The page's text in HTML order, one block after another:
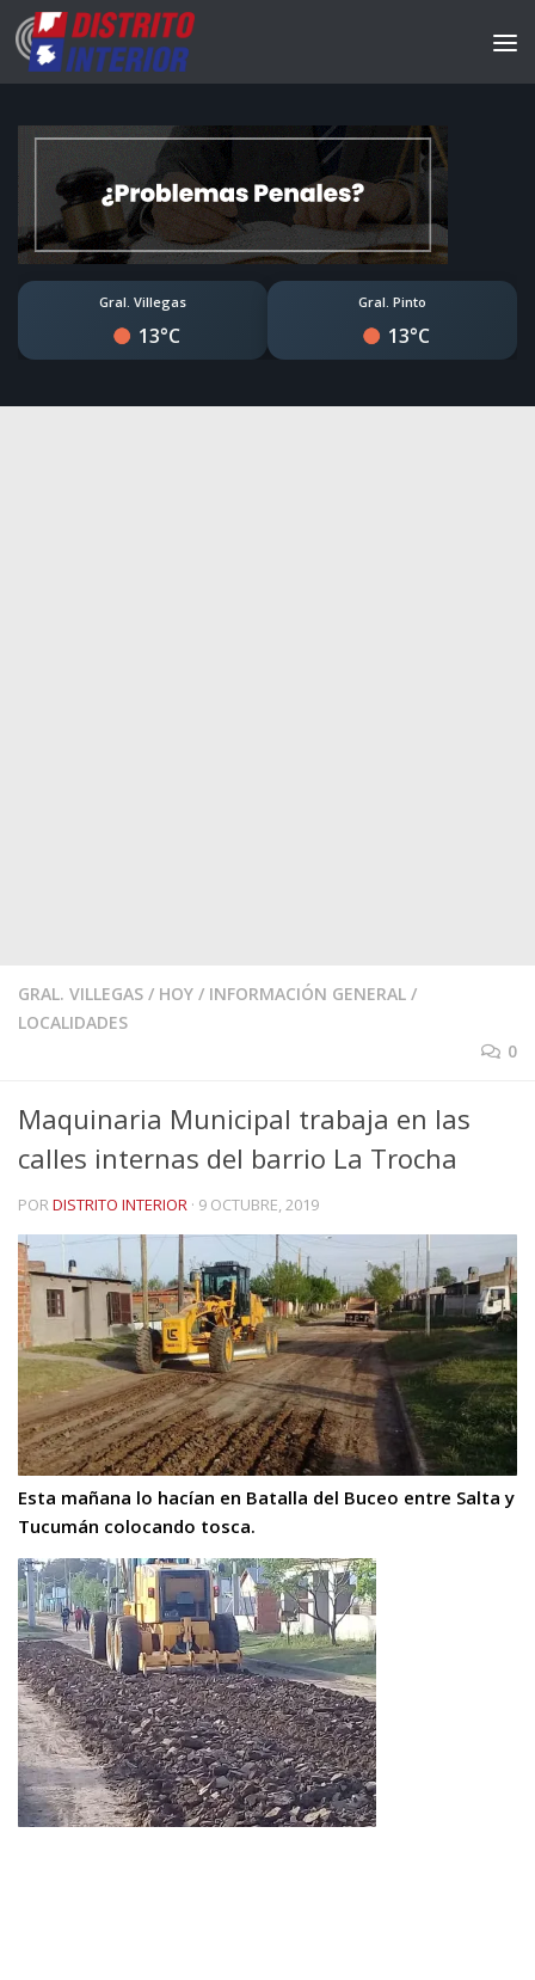
Gral. Villegas
13°C
Gral. Pinto
13°C
GRAL. VILLEGAS / HOY / INFORMACIÓN GENERAL /
LOCALIDADES
0
Maquinaria Municipal trabaja en las
calles internas del barrio La Trocha
PORDISTRITO INTERIOR · 9 OCTUBRE, 2019
Esta mañana lo hacían en Batalla del Buceo entre Salta y
Tucumán colocando tosca.